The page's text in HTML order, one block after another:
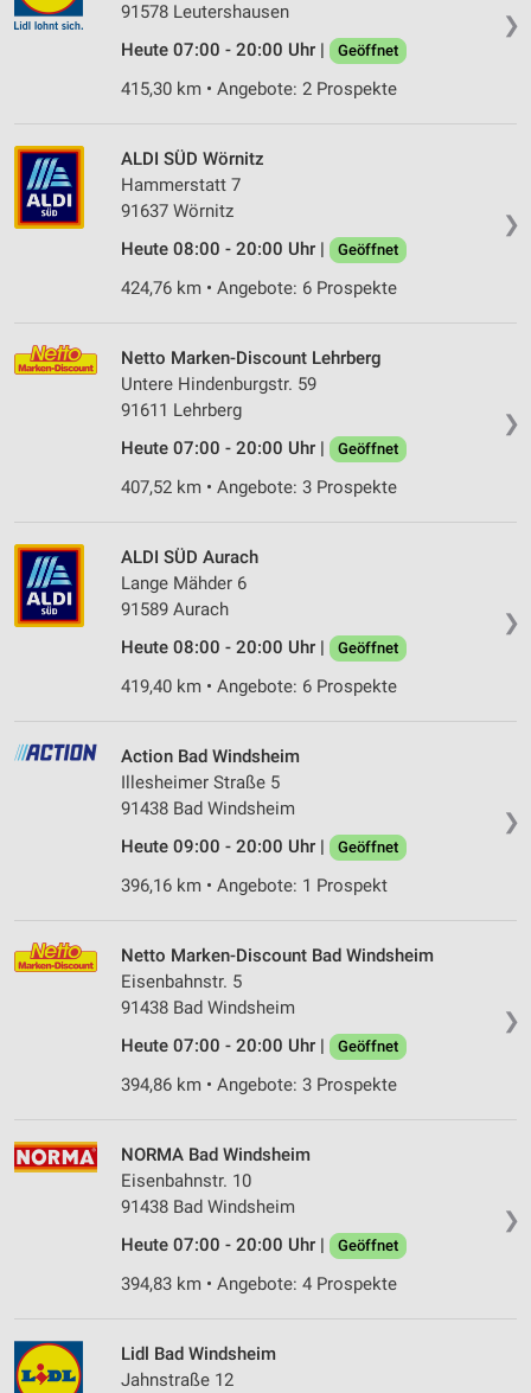
❯
91578 Leutershausen
Heute 07:00 - 20:00 Uhr |
Geöffnet
415,30 km • Angebote: 2 Prospekte
❯
ALDI SÜD Wörnitz
Hammerstatt 7
91637 Wörnitz
Heute 08:00 - 20:00 Uhr |
Geöffnet
424,76 km • Angebote: 6 Prospekte
❯
Netto Marken-Discount Lehrberg
Untere Hindenburgstr. 59
91611 Lehrberg
Heute 07:00 - 20:00 Uhr |
Geöffnet
407,52 km • Angebote: 3 Prospekte
❯
ALDI SÜD Aurach
Lange Mähder 6
91589 Aurach
Heute 08:00 - 20:00 Uhr |
Geöffnet
419,40 km • Angebote: 6 Prospekte
❯
Action Bad Windsheim
Illesheimer Straße 5
91438 Bad Windsheim
Heute 09:00 - 20:00 Uhr |
Geöffnet
396,16 km • Angebote: 1 Prospekt
❯
Netto Marken-Discount Bad Windsheim
Eisenbahnstr. 5
91438 Bad Windsheim
Heute 07:00 - 20:00 Uhr |
Geöffnet
394,86 km • Angebote: 3 Prospekte
❯
NORMA Bad Windsheim
Eisenbahnstr. 10
91438 Bad Windsheim
Heute 07:00 - 20:00 Uhr |
Geöffnet
394,83 km • Angebote: 4 Prospekte
Lidl Bad Windsheim
Jahnstraße 12